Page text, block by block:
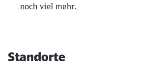
noch viel mehr.
Standorte